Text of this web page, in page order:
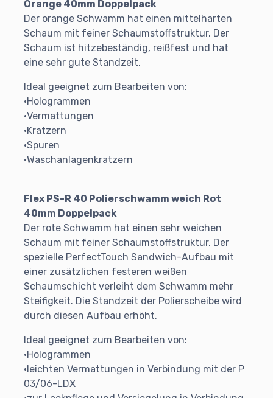
Orange 40mm Doppelpack
Der orange Schwamm hat einen mittelharten
Schaum mit feiner Schaumstoffstruktur. Der
Schaum ist hitzebeständig, reißfest und hat
eine sehr gute Standzeit.
Ideal geeignet zum Bearbeiten von:
•Hologrammen
•Vermattungen
•Kratzern
•Spuren
•Waschanlagenkratzern
Flex PS-R 40 Polierschwamm weich Rot
40mm Doppelpack
Der rote Schwamm hat einen sehr weichen
Schaum mit feiner Schaumstoffstruktur. Der
spezielle PerfectTouch Sandwich-Aufbau mit
einer zusätzlichen festeren weißen
Schaumschicht verleiht dem Schwamm mehr
Steifigkeit. Die Standzeit der Polierscheibe wird
durch diesen Aufbau erhöht.
Ideal geeignet zum Bearbeiten von:
•Hologrammen
•leichten Vermattungen in Verbindung mit der P
03/06-LDX